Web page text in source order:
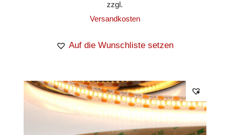
zzgl.
Versandkosten
Auf die Wunschliste setzen